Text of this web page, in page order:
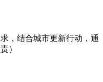
，结合城市更新行动，通
）